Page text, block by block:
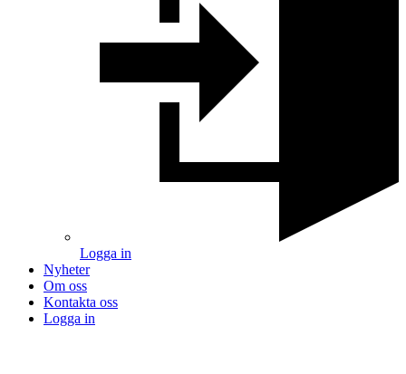
Logga in
Nyheter
Om oss
Kontakta oss
Logga in